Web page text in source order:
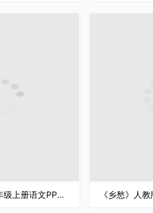
《我看》人教版九年级上册语文PPT课件